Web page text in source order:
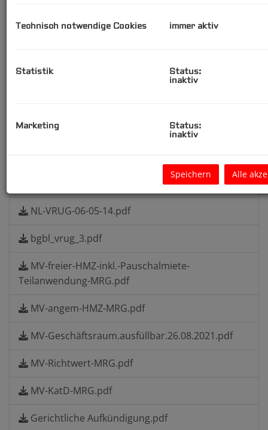
beilage-13k-gedruckte-nkue-1.pdf
Gerichtsgebührengesetz_NEU_1617860.pdf
Befreiung von Grundbuch- und
Pfandeintragungsgebühr bei privaten
NL-VRUG-06-05-14.pdf
bgbl_vrug_3.pdf
MV-freier-HMZ-inkl.-Pauschalmiete-
Teilanwendung-MRG.pdf
MV-angem-HMZ-MRG.pdf
MV-Geschäftsraum.ausfüllbar.26.08.2021.pdf
MV-Richtwert-MRG.pdf
MV-KatD-MRG.pdf
Gerichtliche Aufkündigung.pdf
Technisch notwendige Cookies immer aktiv
Statistik
Status:
inaktiv
Marketing
Status:
inaktiv
Speichern Alle